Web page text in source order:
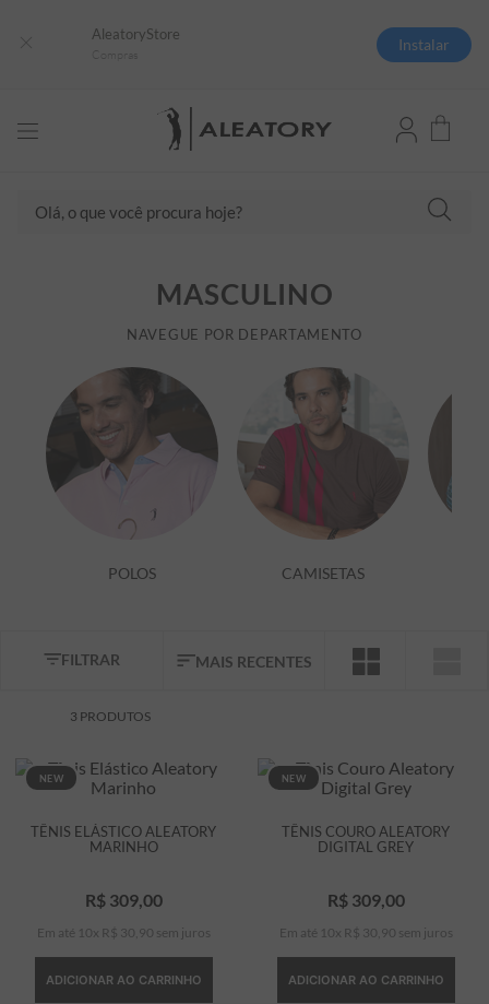
AleatoryStore
Instalar
MASCULINO
NAVEGUE POR DEPARTAMENTO
POLOS CAMISETAS
MAIS RECENTES
FILTRAR
3 PRODUTOS
NEW
TÊNIS ELÁSTICO ALEATORY
MARINHO
R$ 309, 00
Em até 10 x R$ 30 90 sem juros
ADICIONAR AO CARRINHO
NEW
TÊNIS COURO ALEATORY
DIGITAL GREY
R$ 309, 00
Em até 10 x R$ 30 90 sem juros
ADICIONAR AO CARRINHO
1º
camisas polo
2º
camiseta listrada
boné
camiseta
5º
pima
6º
jaqueta
º
bermuda